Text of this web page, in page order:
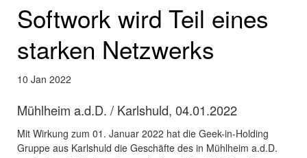
Softwork wird Teil eines
starken Netzwerks
10 Jan 2022
Mühlheim a.d.D. / Karlshuld, 04.01.2022
Mit Wirkung zum 01. Januar 2022 hat die Geek-in-Holding
Gruppe aus Karlshuld die Geschäfte des in Mühlheim a.d.D.